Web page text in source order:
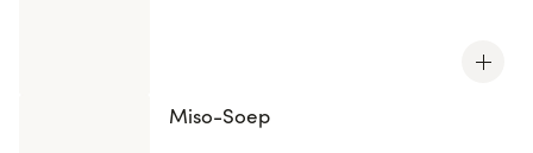
Miso-Soep